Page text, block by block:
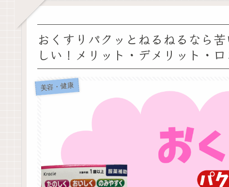
おくすりパクッとねるねるなら
しい！メリット・デメリット・
美容・健康